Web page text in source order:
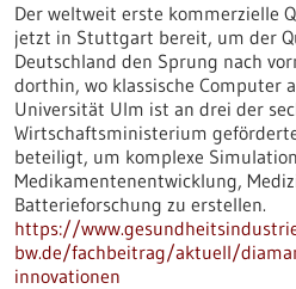
Der weltweit erste kommerzielle
jetzt in Stuttgart bereit, um der
Deutschland den Sprung nach
dorthin, wo klassische Computer
Universität Ulm ist an drei der
Wirtschaftsministerium
beteiligt, um komplexe
Medikamentenentwicklung,
Batterieforschung zu erstellen.
https://
bw.de/fachbeitrag/aktuell/
innovationen